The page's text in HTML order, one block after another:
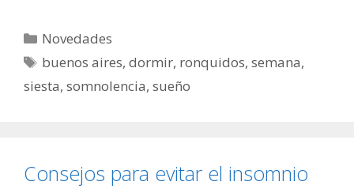
Categorías
Novedades
Etiquetas
buenos aires,dormir, ronquidos,semana,
siesta, somnolencia, sueño
Consejos para evitar el insomnio